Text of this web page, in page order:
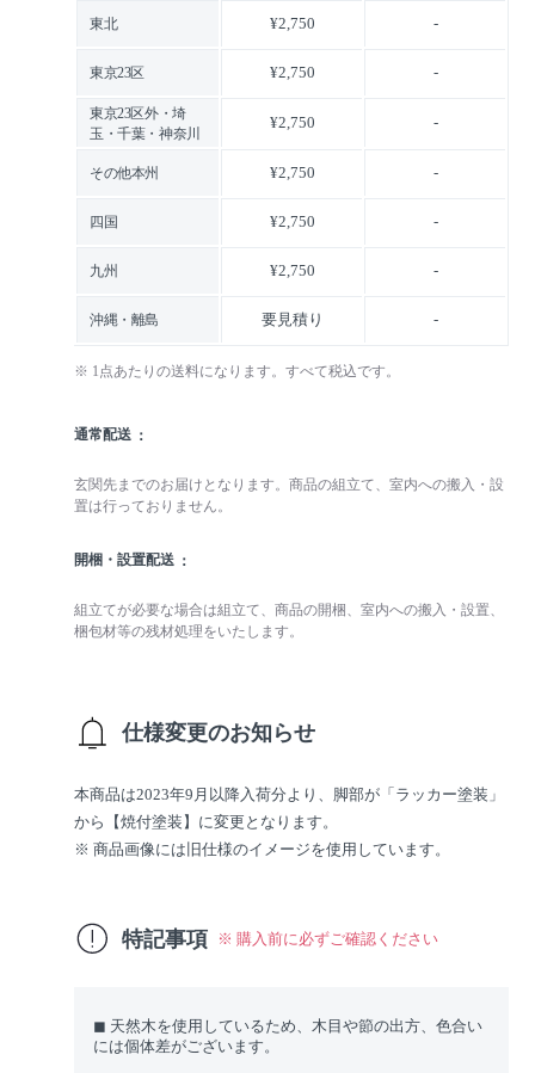
東北 ¥2,750 -
東京23区 ¥2,750 -
東京23区外・埼
玉・千葉・神奈川
¥2,750 -
その他本州 ¥2,750 -
四国 ¥2,750 -
九州 ¥2,750 -
沖縄・離島 要見積り -
※ 1点あたりの送料になります。すべて税込です。
通常配送
玄関先までのお届けとなります。商品の組立て、室内への搬入・設
置は行っておりません。
開梱・設置配送
組立てが必要な場合は組立て、商品の開梱、室内への搬入・設置、
梱包材等の残材処理をいたします。
仕様変更のお知らせ
本商品は2023年9月以降入荷分より、脚部が「ラッカー塗装」
から【焼付塗装】に変更となります。
※ 商品画像には旧仕様のイメージを使用しています。
特記事項 ※ 購入前に必ずご確認ください
◼︎ 天然木を使用しているため、木目や節の出方、色合い
には個体差がございます。